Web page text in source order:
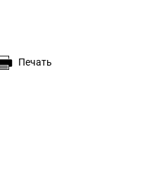
Печать